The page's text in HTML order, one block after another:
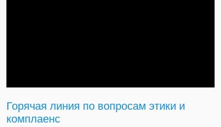
Горячая линия по вопросам этики и
комплаенс